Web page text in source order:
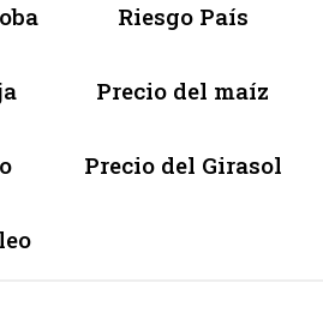
Riesgo País
Precio del maíz
Precio del Girasol